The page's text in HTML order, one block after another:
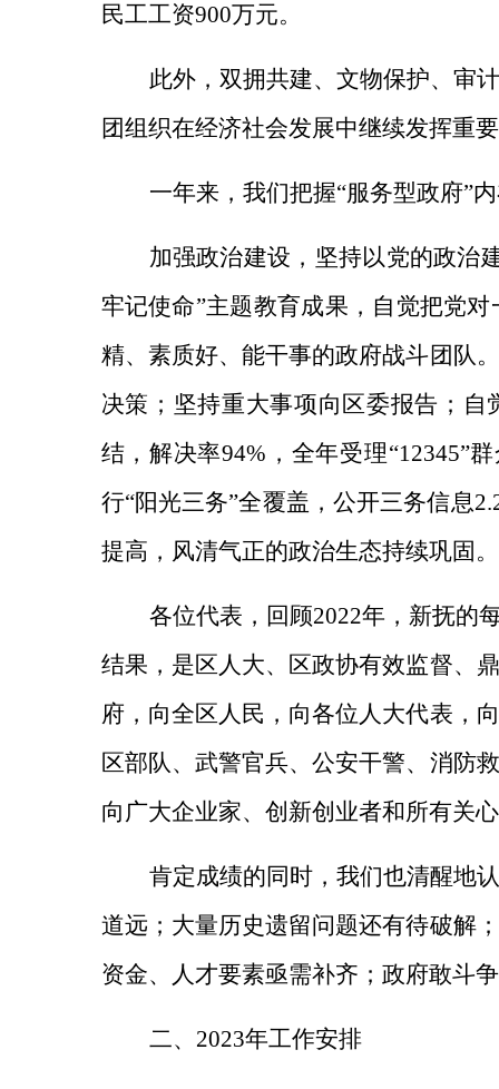
民工工资900万元。
此外，双拥共建、文物保护、审
团组织在经济社会发展中继续发挥重
一年来，我们把握“服务型政府”
加强政治建设， 坚持以党的政治
牢记使命”主题教育成果，自觉把党
精、素质好、能干事的政府战斗团队。
决策；坚持重大事项向区委报告；
结，解决率94%，全年受理“12345”
行“阳光三务”全覆盖，公开三务信息
提高，风清气正的政治生态持续巩固。
各位代表，回顾2022年，新抚的
结果，是区人大、区政协有效监督、
府，向全区人民，向各位人大代表，
区部队、武警官兵、公安干警、消防
向广大企业家、创新创业者和所有关
肯定成绩的同时，我们也清醒地
道远；大量历史遗留问题还有待破解
资金、人才要素亟需补齐；政府敢斗
二、2023年工作安排